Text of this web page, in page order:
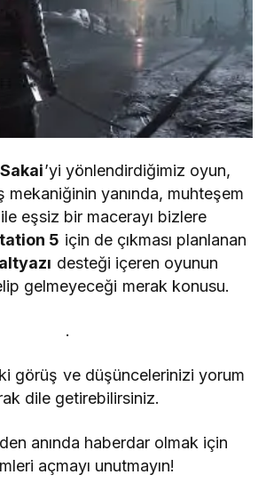
’yi yönlendirdiğimiz oyun,
yanında, muhteşem
eşsiz bir macerayı bizlere
5 için de çıkması planlanan
desteği içeren oyunun
gelmeyeceği merak konusu.
.
görüş ve düşüncelerinizi yorum
dile getirebilirsiniz.
anında haberdar olmak için
açmayı unutmayın!